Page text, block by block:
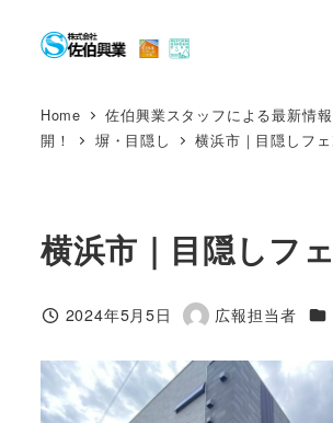
Home
佐伯興業スタッフによる最新情
開！
塀・目隠し 横浜市｜目隠しフ
横浜市｜目隠しフ
投稿日
2024年5月5日
著
広報担当者 カ